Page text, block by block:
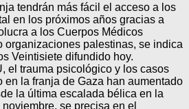
tendrán más fácil el acceso a los
en los próximos años gracias a
a los Cuerpos Médicos
organizaciones palestinas, se indica
Veintisiete difundido hoy.
el trauma psicológico y los casos
en la franja de Gaza han aumentado
la última escalada bélica en la
se precisa en el